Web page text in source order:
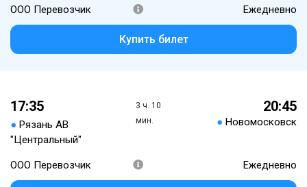
ООО Перевозчик Ежедневно
Купить билет
17:35
● Рязань АВ
"Центральный"
3 ч. 10
мин.
20:45
● Новомосковск
ООО Перевозчик Ежедневно